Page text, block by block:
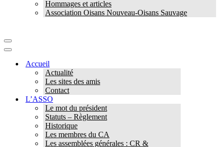
Hommages et articles
Association Oisans Nouveau-Oisans Sauvage
Menu
de
Menu
navigationAccueil
Actualité
Les sites des amis
Contact
L’ASSO
Le mot du président
Statuts – Règlement
Historique
Les membres du CA
Les assemblées générales : CR &